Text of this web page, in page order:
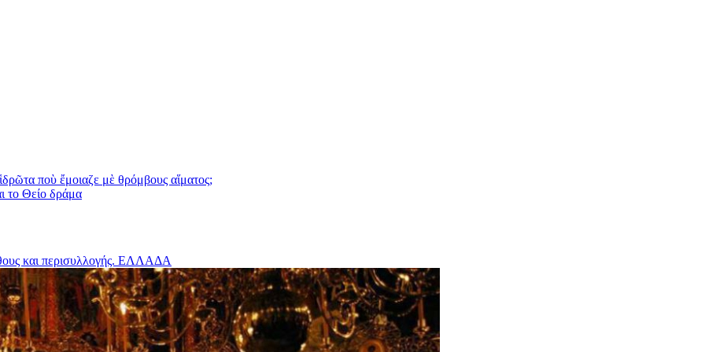
ποὺ ἔμοιαζε μὲ θρόμβους αἵματος;
Θείο δράμα
και περισυλλογής. ΕΛΛΑΔΑ